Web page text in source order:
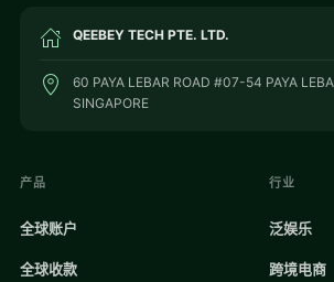
QEEBEY TECH PTE. LTD.
60 PAYA LEBAR ROAD #07-54 PAYA
SINGAPORE
产品
全球账户
全球收款
行业
泛娱乐
跨境电商